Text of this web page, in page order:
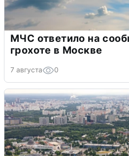
МЧС ответило на
грохоте в Москве
7 августа 0